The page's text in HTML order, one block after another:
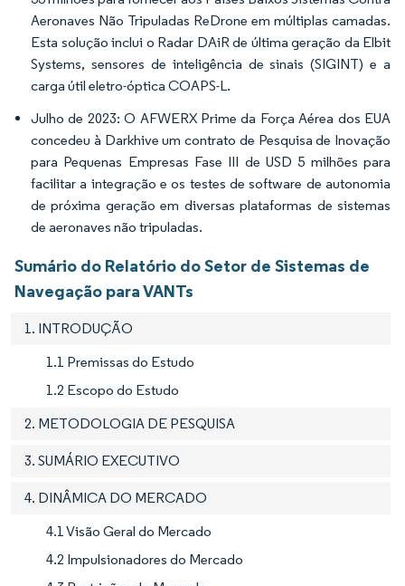
Aeronaves Não Tripuladas ReDrone em múltiplas camadas.
Esta solução inclui o Radar DAiR de última geração da Elbit
Systems, sensores de inteligência de sinais (SIGINT) e a
carga útil eletro-óptica COAPS-L.
Julho de 2023: O AFWERX Prime da Força Aérea dos EUA
concedeu à Darkhive um contrato de Pesquisa de Inovação
para Pequenas Empresas Fase III de USD 5 milhões para
facilitar a integração e os testes de software de autonomia
de próxima geração em diversas plataformas de sistemas
de aeronaves não tripuladas.
Sumário do Relatório do Setor de Sistemas de
Navegação para VANTs
1. INTRODUÇÃO
1.1 Premissas do Estudo
1.2 Escopo do Estudo
2. METODOLOGIA DE PESQUISA
3. SUMÁRIO EXECUTIVO
4. DINÂMICA DO MERCADO
4.1 Visão Geral do Mercado
4.2 Impulsionadores do Mercado